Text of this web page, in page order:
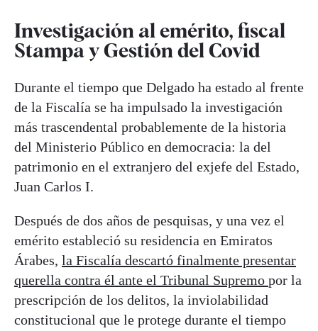
Investigación al emérito, fiscal
Stampa y Gestión del Covid
Durante el tiempo que Delgado ha estado al frente
de la Fiscalía se ha impulsado la investigación
más trascendental probablemente de la historia
del Ministerio Público en democracia: la del
patrimonio en el extranjero del exjefe del Estado,
Juan Carlos I.
Después de dos años de pesquisas, y una vez el
emérito estableció su residencia en Emiratos
Árabes, la Fiscalía descartó finalmente presentar
querella contra él ante el Tribunal Supremo por la
prescripción de los delitos, la inviolabilidad
constitucional que le protege durante el tiempo